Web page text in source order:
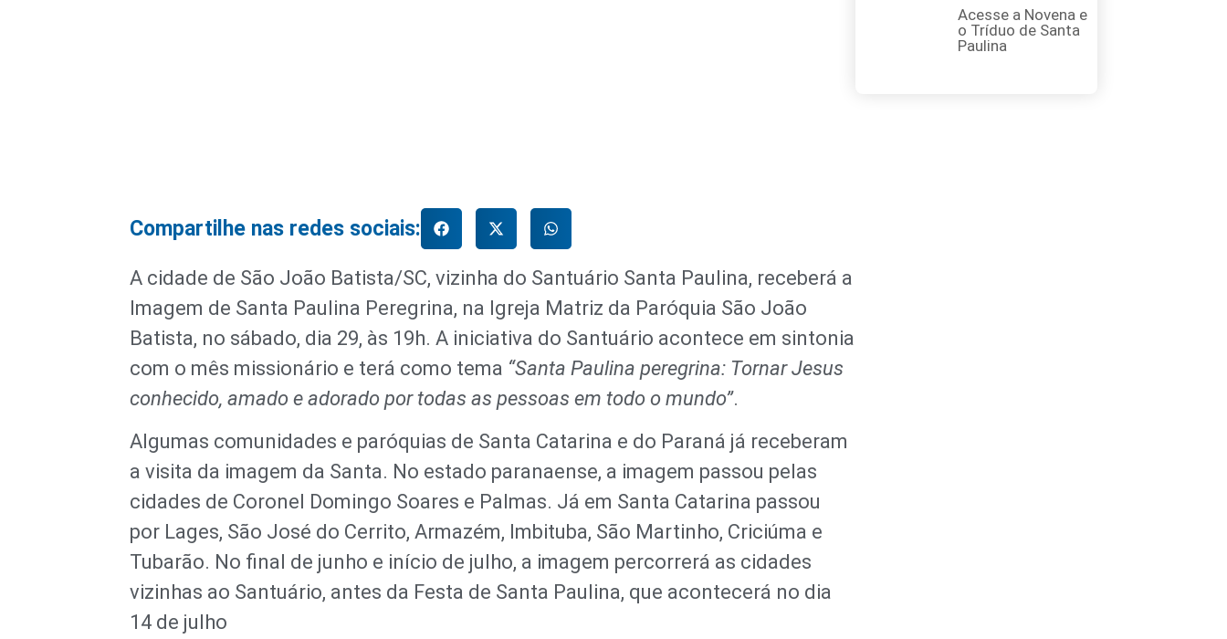
Compartilhe nas redes sociais:
A cidade de São João Batista/SC, vizinha do Santuário Santa Paulina, receberá a
Imagem de Santa Paulina Peregrina, na Igreja Matriz da Paróquia São João
Batista, no sábado, dia 29, às 19h. A iniciativa do Santuário acontece em sintonia
com o mês missionário e terá como tema “Santa Paulina peregrina: Tornar Jesus
conhecido, amado e adorado por todas as pessoas em todo o mundo”.
Algumas comunidades e paróquias de Santa Catarina e do Paraná já receberam
a visita da imagem da Santa. No estado paranaense, a imagem passou pelas
cidades de Coronel Domingo Soares e Palmas. Já em Santa Catarina passou
por Lages, São José do Cerrito, Armazém, Imbituba, São Martinho, Criciúma e
Tubarão. No final de junho e início de julho, a imagem percorrerá as cidades
vizinhas ao Santuário, antes da Festa de Santa Paulina, que acontecerá no dia
14 de julho
Acesse a Novena e
o Tríduo de Santa
Paulina